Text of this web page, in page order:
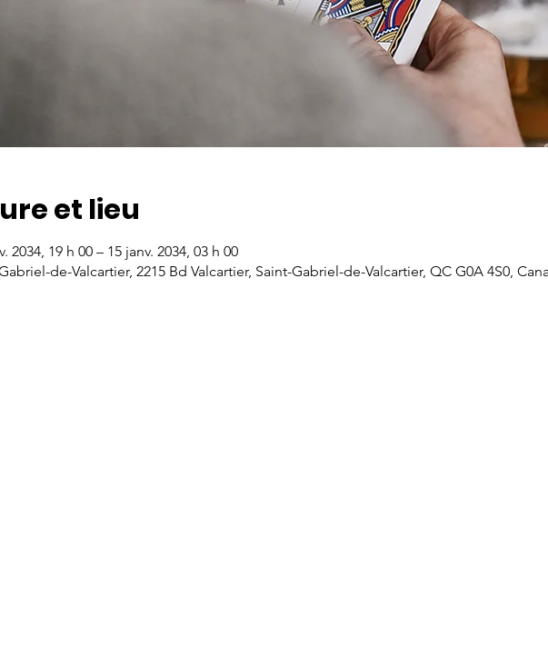
et lieu
2034, 19 h 00 – 15 janv. 2034, 03 h 00
de-Valcartier, 2215 Bd Valcartier, Saint-Gabriel-de-Valcartier, QC G0A 4S0,